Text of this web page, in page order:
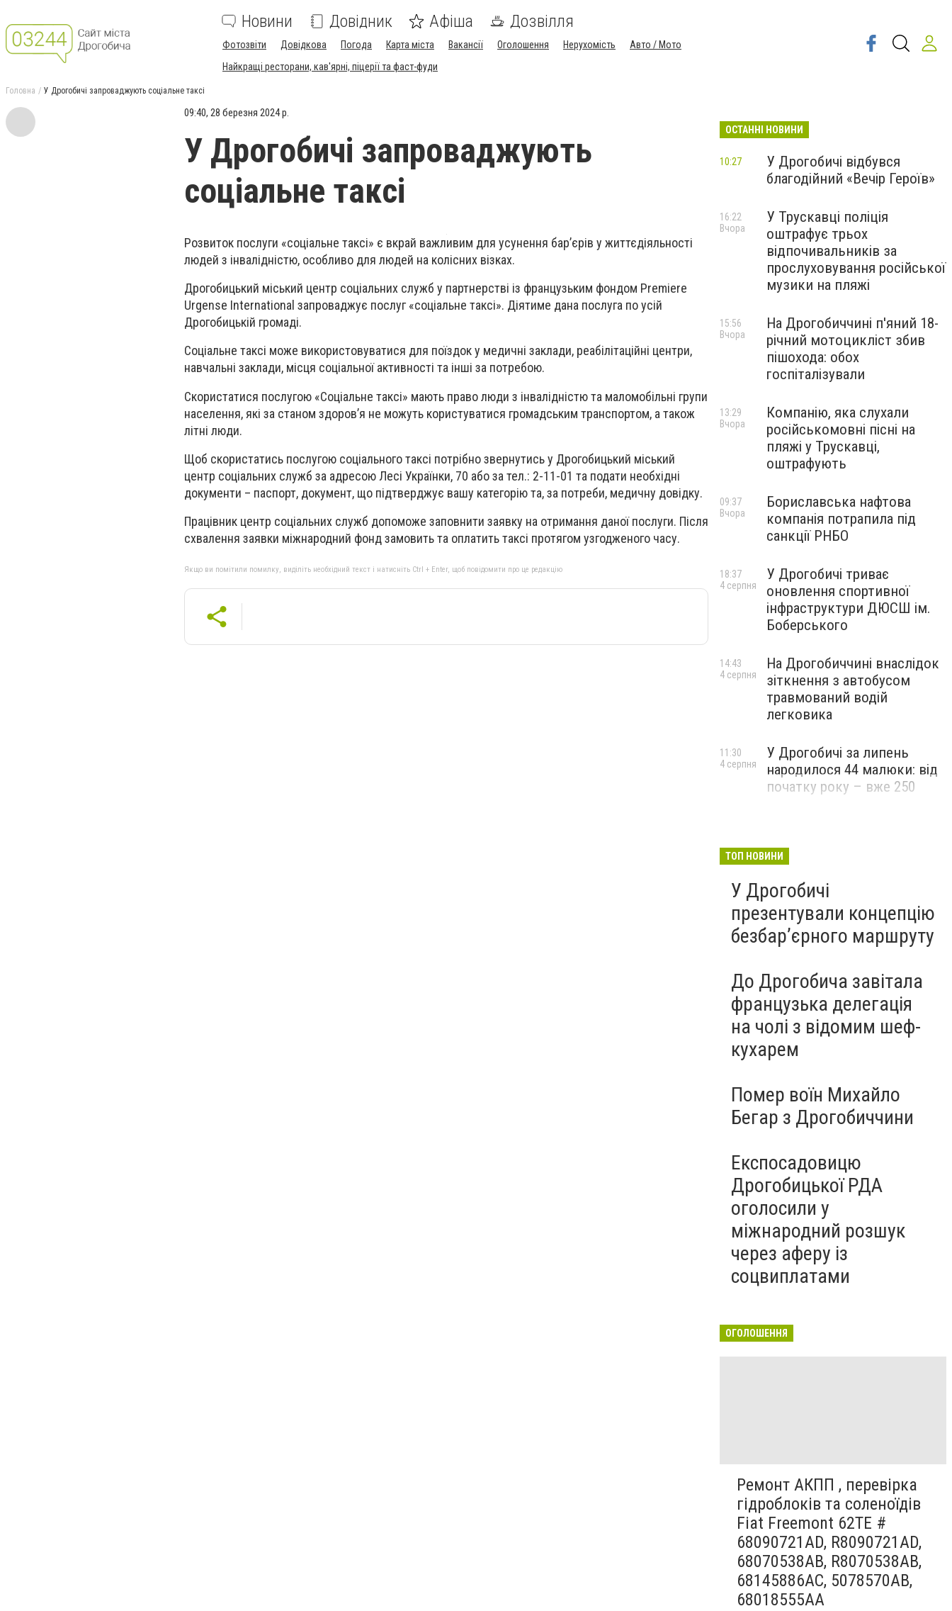
Новини Довідник Афіша Дозвілля
Фотозвіти Довідкова Погода Карта міста Вакансії Оголошення Нерухомість
Авто / Мото
Найкращі ресторани, кав'ярні, піцерії та фаст-фуди
Головна У Дрогобичі запроваджують соціальне таксі
09:40, 28 березня 2024 р.
У Дрогобичі запроваджують
соціальне таксі
Розвиток послуги «соціальне таксі» є вкрай важливим для усунення бар’єрів у життєдіяльності
людей з інвалідністю, особливо для людей на колісних візках.
Дрогобицький міський центр соціальних служб у партнерстві із французьким фондом Premiere
Urgense International запроваджує послуг «соціальне таксі». Діятиме дана послуга по усій
Дрогобицькій громаді.
Соціальне таксі може використовуватися для поїздок у медичні заклади, реабілітаційні центри,
навчальні заклади, місця соціальної активності та інші за потребою.
Скористатися послугою «Соціальне таксі» мають право люди з інвалідністю та маломобільні групи
населення, які за станом здоров’я не можуть користуватися громадським транспортом, а також
літні люди.
Щоб скористатись послугою соціального таксі потрібно звернутись у Дрогобицький міський
центр соціальних служб за адресою Лесі Українки, 70 або за тел.: 2-11-01 та подати необхідні
документи – паспорт, документ, що підтверджує вашу категорію та, за потреби, медичну довідку.
Працівник центр соціальних служб допоможе заповнити заявку на отримання даної послуги. Після
схвалення заявки міжнародний фонд замовить та оплатить таксі протягом узгодженого часу.
Якщо ви помітили помилку, виділіть необхідний текст і натисніть Ctrl + Enter, щоб повідомити про це редакцію
ОСТАННІ НОВИНИ
У Дрогобичі відбувся
благодійний «Вечір Героїв»
10:27
У Трускавці поліція
оштрафує трьох
відпочивальників за
прослуховування російської
музики на пляжі
16:22
Вчора
На Дрогобиччині п'яний 18-
річний мотоцикліст збив
пішохода: обох
госпіталізували
15:56
Вчора
Компанію, яка слухали
російськомовні пісні на
пляжі у Трускавці,
оштрафують
13:29
Вчора
Бориславська нафтова
компанія потрапила під
санкції РНБО
09:37
Вчора
У Дрогобичі триває
оновлення спортивної
інфраструктури ДЮСШ ім.
Боберського
18:37
4 серпня
На Дрогобиччині внаслідок
зіткнення з автобусом
травмований водій
легковика
14:43
4 серпня
У Дрогобичі за липень
народилося 44 малюки: від
початку року – вже 250
11:30
4 серпня
ТОП НОВИНИ
У Дрогобичі
презентували концепцію
безбар’єрного маршруту
До Дрогобича завітала
французька делегація
на чолі з відомим шеф-
кухарем
Помер воїн Михайло
Бегар з Дрогобиччини
Експосадовицю
Дрогобицької РДА
оголосили у
міжнародний розшук
через аферу із
соцвиплатами
ОГОЛОШЕННЯ
Ремонт АКПП , перевірка
гідроблоків та соленоїдів
Fiat Freemont 62TE #
68090721AD, R8090721AD,
68070538AB, R8070538AB,
68145886AC, 5078570AB,
68018555AA